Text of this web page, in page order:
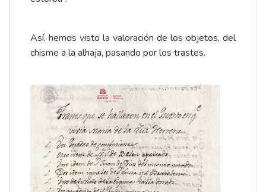
Así, hemos visto la valoración de los objetos, del
chisme a la alhaja, pasando por los trastes.